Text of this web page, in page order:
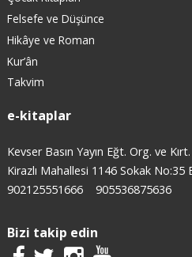
Felsefe ve Düşünce
Hikâye ve Roman
Kur’ân
Takvim
e-kitaplar
Kevser Basın Yayın Eğt. Org. ve
Kirazlı Mahallesi 1146 Sokak No:35
902125551666
905536875636
Bizi takip edin